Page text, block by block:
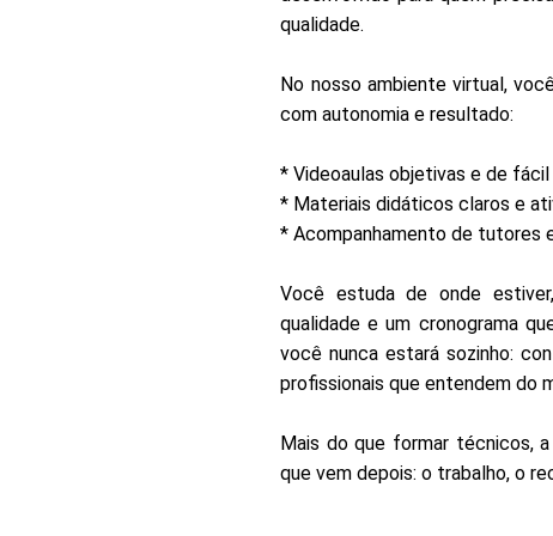
qualidade.
No nosso ambiente virtual,
com autonomia e resultado:
* Videoaulas objetivas e de
* Materiais didáticos claros e
* Acompanhamento de tutores
Você estuda de onde
qualidade e um cronograma
você nunca estará sozinho:
profissionais que entendem do
Mais do que formar técnicos,
que vem depois: o trabalho, o